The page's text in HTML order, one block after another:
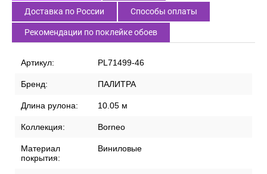
Доставка по России Способы оплаты
Рекомендации по поклейке обоев
Артикул: PL71499-46
Бренд: ПАЛИТРА
Длина рулона: 10.05 м
Коллекция: Borneo
Материал
покрытия:
Виниловые